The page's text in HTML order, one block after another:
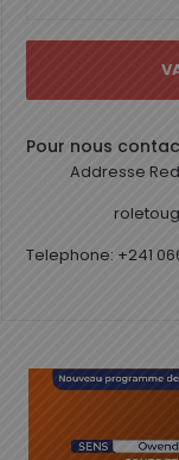
Pour nous
Addresse
Telephone: +241